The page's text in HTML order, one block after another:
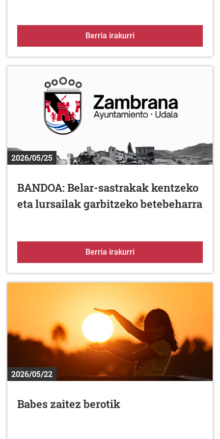
Berria irakurri
2026/05/25
BANDOA: Belar-sastrakak kentzeko
eta lursailak garbitzeko betebeharra
Berria irakurri
2026/05/22
Babes zaitez berotik